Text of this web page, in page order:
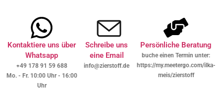
Kontaktiere uns über
Whatsapp
+49 178 91 59 688
Mo. - Fr. 10:00 Uhr - 16:00
Uhr
Schreibe uns
eine Email
info@zierstoff.de
Persönliche Beratung
buche einen Termin unter:
https://my.meetergo.com/ilka-
meis/zierstoff